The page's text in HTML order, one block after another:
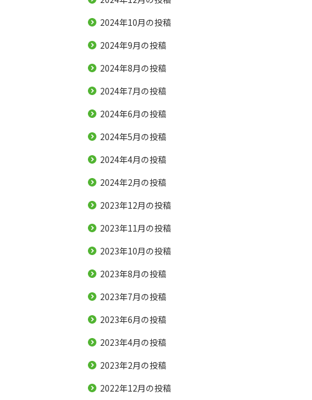
2024年10月の投稿
2024年9月の投稿
2024年8月の投稿
2024年7月の投稿
2024年6月の投稿
2024年5月の投稿
2024年4月の投稿
2024年2月の投稿
2023年12月の投稿
2023年11月の投稿
2023年10月の投稿
2023年8月の投稿
2023年7月の投稿
2023年6月の投稿
2023年4月の投稿
2023年2月の投稿
2022年12月の投稿